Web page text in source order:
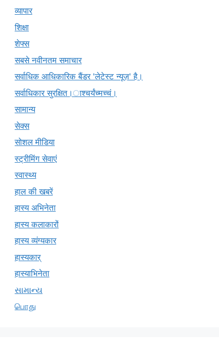
व्यापार
शिक्षा
शेफ्स
सबसे नवीनतम समाचार
सर्वाधिक आधिकारिक बैंडर 'लेटेस्ट न्यूज़' है।
सर्वाधिकार सुरक्षित।ाश्चर्यंच्मच्चं।
सामान्य
सेक्स
सोशल मीडिया
स्ट्रीमिंग सेवाएं
स्वास्थ्य
हाल की खबरें
हास्य अभिनेता
हास्य कलाकारों
हास्य व्यंग्यकार
हास्यकार्
हास्याभिनेता
સામાન્ય
பொது